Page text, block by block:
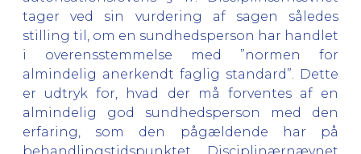
tager ved sin vurdering af sagen således
stilling til, om en sundhedsperson har handlet
i overensstemmelse med ”normen for
almindelig anerkendt faglig standard”. Dette
er udtryk for, hvad der må forventes af en
almindelig god sundhedsperson med den
erfaring, som den pågældende har på